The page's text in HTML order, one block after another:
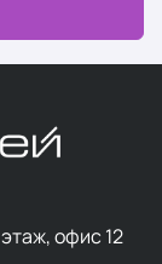
офис 12